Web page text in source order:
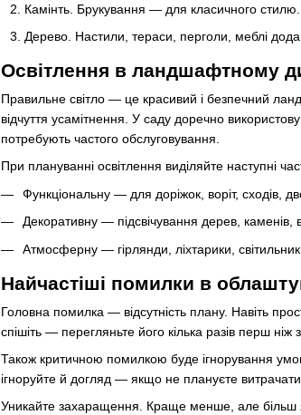
Камінть. Брукування — для класичного
Дерево. Настили, тераси, перголи, меблі
Освітлення в ландшафтному
Правильне світло — це красивий і безпечний
відчуття усамітнення. У саду доречно
потребують частого обслуговування.
При плануванні освітлення виділяйте наступні
Функціональну — для доріжок, воріт, сходів,
Декоративну — підсвічування дерев, каменів,
Атмосферну — гірлянди, ліхтарики,
Найчастіші помилки в
Головна помилка — відсутність плану. Навіть
спішіть — перегляньте його кілька разів перш ніж
Також критичною помилкою буде ігнорування
ігноруйте й догляд — якщо не плануєте
Уникайте захаращення. Краще менше, але більш